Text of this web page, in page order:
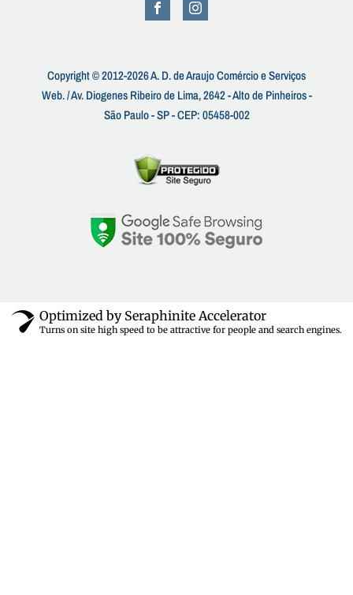
Copyright © 2012-2026 A. D. de Araujo Comércio e Serviços
Web. / Av. Diogenes Ribeiro de Lima, 2642 - Alto de Pinheiros -
São Paulo - SP - CEP: 05458-002
Optimized by Seraphinite Accelerator
Turns on site high speed to be attractive for people and search engines.